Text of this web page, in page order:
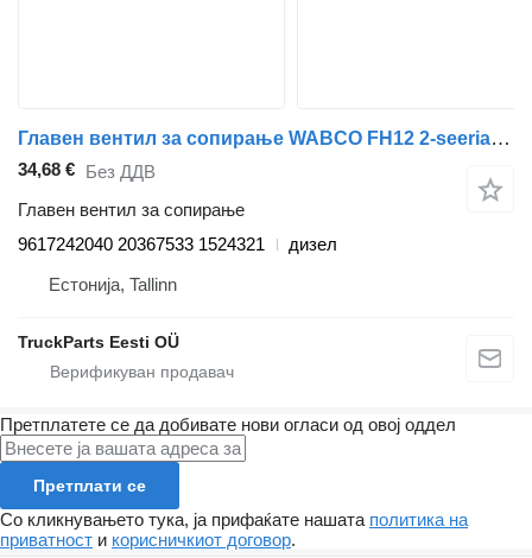
Главен вентил за сопирање WABCO FH12 2-seeria (01.02-) 9617242040 за камион влекач Volvo FH12, FH16, NH12, FH, VNL780 (1993-2014)
34,68 € Без ДДВ
Главен вентил за сопирање
9617242040 20367533 1524321
дизел
Естонија, Tallinn
TruckParts Eesti OÜ
Претплатете се да добивате нови огласи од овој оддел
Претплати се
Со кликнувањето тука, ја прифаќате нашата политика на
приватност и корисничкиот договор.